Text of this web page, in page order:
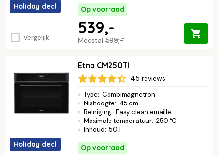
Holiday deal
Vergelijk
Op voorraad
Meestal 599,-
539,-
Holiday deal
Etna CM250TI
45 reviews
Type: Combimagnetron
Nishoogte: 45 cm
Reiniging: Easy clean emaille
Maximale temperatuur: 250 °C
Inhoud: 50 l
Op voorraad